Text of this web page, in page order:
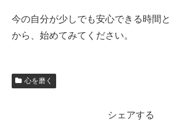
今の自分が少しでも安心できる時間
から、始めてみてください。
心を磨く
シェアする